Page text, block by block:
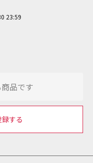
23:59
する
品です